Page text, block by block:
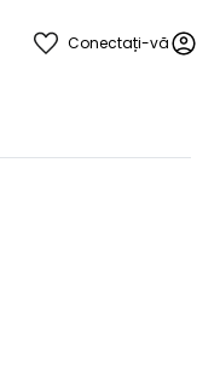
Conectați-vă